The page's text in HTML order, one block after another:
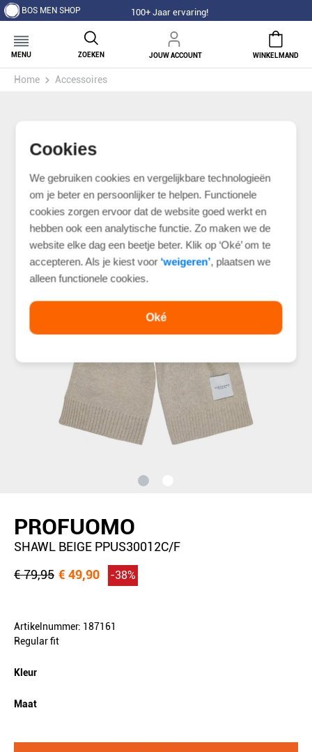
Cookies
We gebruiken cookies en vergelijkbare technologieën
om je beter en persoonlijker te helpen. Functionele
cookies zorgen ervoor dat de website goed werkt en
hebben ook een analytische functie. Zo maken we de
website elke dag een beetje beter. Klik op ‘Oké’ om te
accepteren. Als je kiest voor ‘weigeren’, plaatsen we
alleen functionele cookies.
Oké
BOS MEN SHOP 100+ Jaar ervaring!
MENU ZOEKEN JOUW ACCOUNT WINKELMAND
Home Accessoires
PROFUOMO
SHAWL BEIGE PPUS30012C/F
€ 79,95 € 49,90 -38%
Artikelnummer: 187161
Regular fit
Kleur
Maat